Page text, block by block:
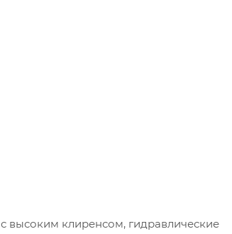
с высоким клиренсом, гидравлические